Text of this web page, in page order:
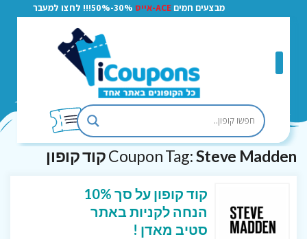
מבצעים חמיםACE-אייס 30%-50%!!! לחצו למעבר
Coupon Tag:Steve Madden קוד קופון
קוד קופון על סך 10%
הנחה לקניות באתר
סטיב מאדן !